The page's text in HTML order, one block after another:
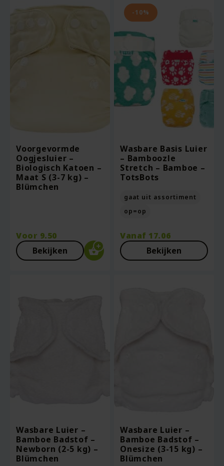
Voorgevormde
Oogjesluier –
Biologisch Katoen –
Maat S (3-7 kg) –
Blümchen
Voor 9.50
Bekijken
-10%
Wasbare Basis Luier
– Bamboozle
Stretch – Bamboe –
TotsBots
gaat uit assortiment
op=op
Vanaf 17.06
Bekijken
Wasbare Luier –
Bamboe Badstof –
Newborn (2-5 kg) –
Blümchen
Wasbare Luier –
Bamboe Badstof –
Onesize (3-15 kg) –
Blümchen